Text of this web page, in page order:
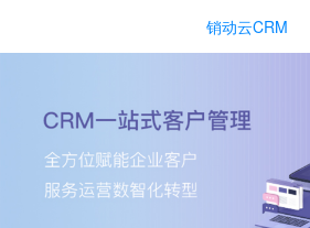
销动云CRM